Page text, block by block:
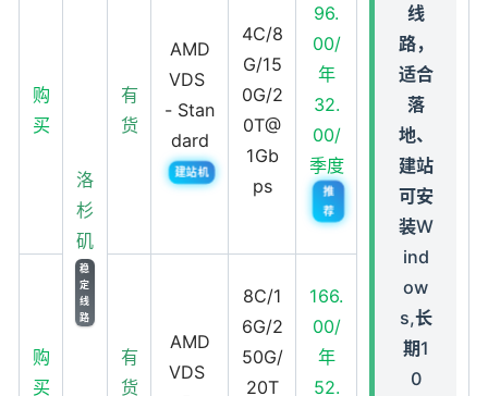
洛
杉
矶
稳
定
线
路
线
路，
适合
落
地、
建站
可安
装W
ind
ow
s,长
期1
0
购
买
有
货
AMD
VDS
- Stan
dard
建站机
4C/8
G/15
0G/2
0T@
1Gb
ps
96.
00/
年
32.
00/
季度
推
荐
购
买
有
货
AMD
VDS
8C/1
6G/2
50G/
20T
166.
00/
年
52.